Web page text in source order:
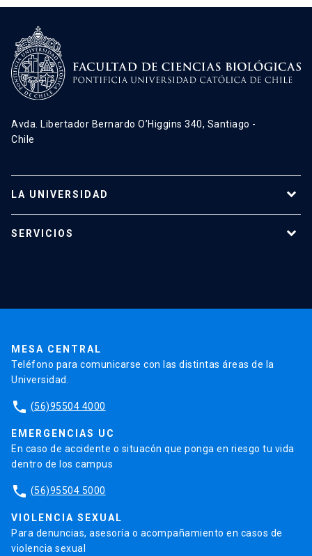
Avda. Libertador Bernardo O’Higgins 340, Santiago -
Chile
LA UNIVERSIDAD
Investigación
SERVICIOS
MESA CENTRAL
Teléfono para comunicarse con las distintas áreas de la
Universidad.
phone (56)95504 4000
EMERGENCIAS UC
En caso de accidente o situacón que ponga en riesgo tu vida
dentro de los campus
phone (56)95504 5000
VIOLENCIA SEXUAL
Para denuncias, asesoría o acompañamiento en casos de
violencia sexual